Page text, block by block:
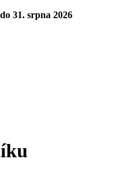
31. srpna 2026